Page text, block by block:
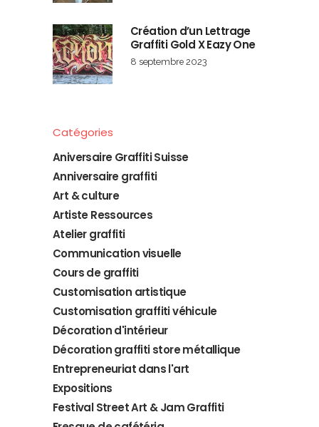
Création d’un Lettrage
Graffiti Gold X Eazy One
8 septembre 2023
Catégories
Aniversaire Graffiti Suisse
Anniversaire graffiti
Art & culture
Artiste Ressources
Atelier graffiti
Communication visuelle
Cours de graffiti
Customisation artistique
Customisation graffiti véhicule
Décoration d'intérieur
Décoration graffiti store métallique
Entrepreneuriat dans l'art
Expositions
Festival Street Art & Jam Graffiti